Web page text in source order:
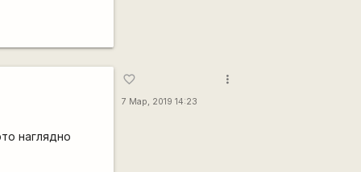
наглядно
favorite_border
7 Мар, 2019 14:23
more_vert